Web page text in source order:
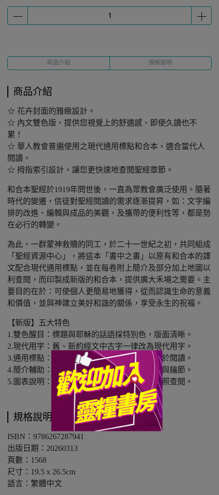
商品介紹 規格說明
商品介紹
☆ 花卉封面的雅緻設計。
☆ 內文雙色版，提供您視覺上的舒適感、即使久讀也不
累！
☆ 華人教會普遍使用之現代通用標點和合本，適合當代人
閱讀。
☆ 拇指索引設計，讓您更快速地查閱聖經章節。
和合本聖經於1919年問世後，一直為眾教會廣泛使用。隨著
時代的變遷，信徒對聖經閱讀的需求逐漸提昇，如：文字編
排的改進、編輯與成品的美觀，及攜帶的便利性等，都是勢
在必行的轉變。
為此，一群蒙神救贖的同工，於二十一世紀之初，共同組成
「聖經資源中心」，將這本「書中之書」以原有和合本的譯
文配合現代通用標點，並在每卷附上簡介及部分加上地圖以
利查閱，而印製成新版的和合本，提供廣大禾場之需要。主
要目的在於：可使個人更簡易地獲得，從而認識生命的意義
和價值，並與神建立美好和諧的關係，享受永生的祝福。
【新版】五大特色
1.雙色醒目：標題與耶穌的話語採特別色，版面清晰。
2.現代用字：舊、新約經文中古字一律改為現代用字。
3.通用標點：聖經經文採用現代通用標點，便於閱讀。
4.簡介輔助：每個經卷開始皆附有簡介、綱要與鑰節。
5.圖表說明：部分書卷附地圖及附表，方便參照查閱。
規格說明
ISBN：9786267287941
出版日期：20260313
頁數：1568
尺寸：19.5 x 26.5cm
語言：繁體中文